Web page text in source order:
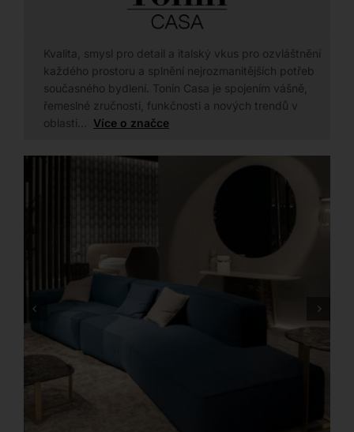
Kvalita, smysl pro detail a italský vkus pro ozvláštnění
každého prostoru a splnění nejrozmanitějších potřeb
současného bydlení. Tonin Casa je spojením vášně,
řemeslné zručnosti, funkčnosti a nových trendů v
oblasti… Více o značce